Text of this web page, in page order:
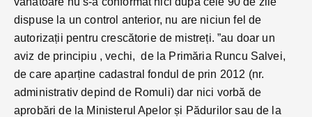
dispuse la un control anterior, nu are niciun fel de
autorizații pentru crescătorie de mistreți. ”au doar un
aviz de principiu , vechi, de la Primăria Runcu Salvei,
de care aparține cadastral fondul de prin 2012 (nr.
administrativ depind de Romuli) dar nici vorbă de
aprobări de la Ministerul Apelor și Pădurilor sau de la